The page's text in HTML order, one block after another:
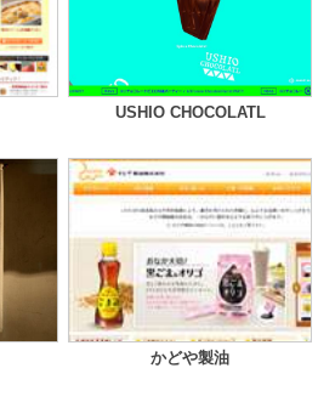
USHIO CHOCOLATL
かどや製油